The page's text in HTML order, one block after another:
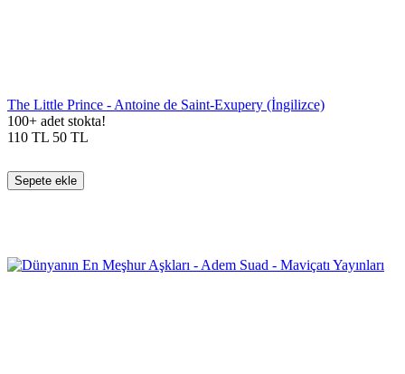
The Little Prince - Antoine de Saint-Exupery (İngilizce)
100+ adet stokta!
110 TL 50 TL
Sepete ekle